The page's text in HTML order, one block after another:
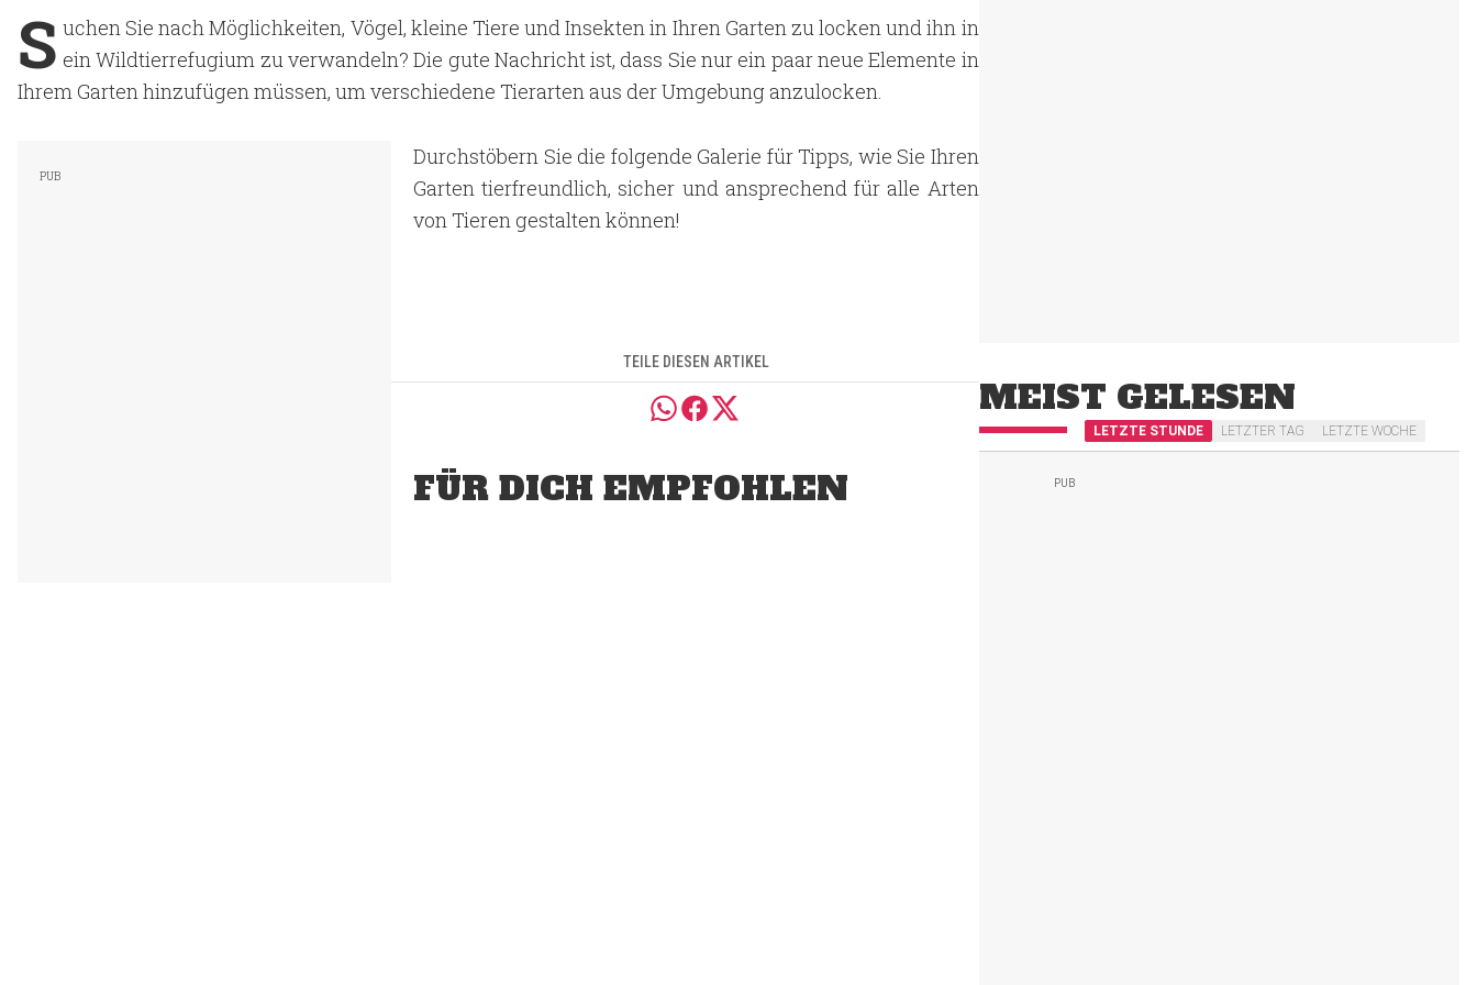
S uchen Sie nach Möglichkeiten, Vögel, kleine Tiere und Insekten in Ihren Garten zu locken und ihn in
ein Wildtierrefugium zu verwandeln? Die gute Nachricht ist, dass Sie nur ein paar neue Elemente in
Ihrem Garten hinzufügen müssen, um verschiedene Tierarten aus der Umgebung anzulocken.
Durchstöbern Sie die folgende Galerie für Tipps, wie Sie Ihren
Garten tierfreundlich, sicher und ansprechend für alle Arten
von Tieren gestalten können!
TEILE DIESEN ARTIKEL
FÜR DICH EMPFOHLEN
MEIST GELESEN
LETZTE STUNDE LETZTER TAG LETZTE WOCHE